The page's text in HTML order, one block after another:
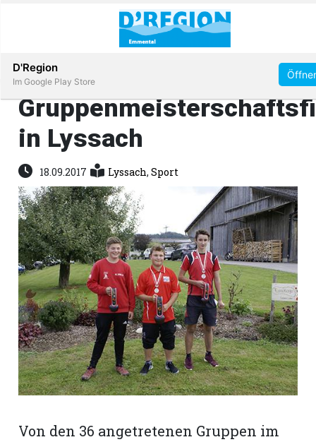
Immobilien
Veranstaltungen
Stellen
E-
Paper
App
Abonnieren
in Lyssach
18.09.2017 Lyssach,Sport
Von den 36 angetretenen Gruppen im
D'Region
Im Google Play Store